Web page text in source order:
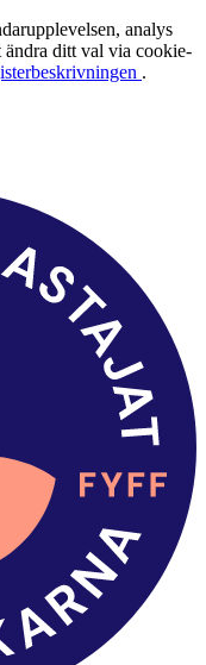
analys
ändra ditt val via cookie-
.